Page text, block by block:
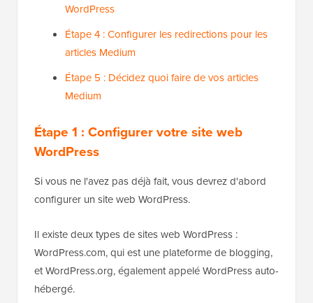
WordPress
Étape 4 : Configurer les redirections pour les
articles Medium
Étape 5 : Décidez quoi faire de vos articles
Medium
Étape 1 : Configurer votre site web
WordPress
Si vous ne l'avez pas déjà fait, vous devrez d'abord
configurer un site web WordPress.
Il existe deux types de sites web WordPress :
WordPress.com, qui est une plateforme de blogging,
et WordPress.org, également appelé WordPress auto-
hébergé.